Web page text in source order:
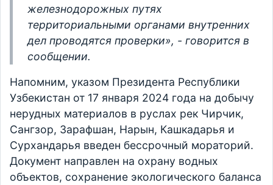
железнодорожных путях
территориальными органами внутренних
дел проводятся проверки», - говорится в
сообщении.
Напомним, указом Президента Республики
Узбекистан от 17 января 2024 года на добычу
нерудных материалов в руслах рек Чирчик,
Сангзор, Зарафшан, Нарын, Кашкадарья и
Сурхандарья введен бессрочный мораторий.
Документ направлен на охрану водных
объектов, сохранение экологического баланса